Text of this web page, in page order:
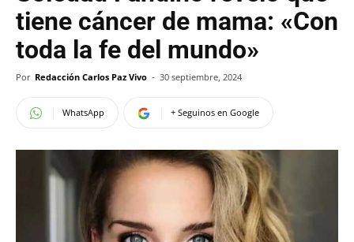
tiene cáncer de mama: «Con
toda la fe del mundo»
Por Redacción Carlos Paz Vivo - 30 septiembre, 2024
WhatsApp + Seguinos en Google